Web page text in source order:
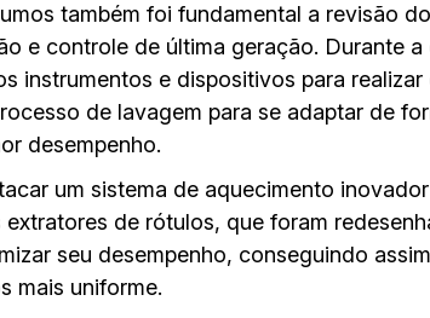
também foi fundamental a revisão
e controle de última geração. Durante
instrumentos e dispositivos para
de lavagem para se adaptar de
desempenho.
um sistema de aquecimento
de rótulos, que foram
seu desempenho, conseguindo
mais uniforme.